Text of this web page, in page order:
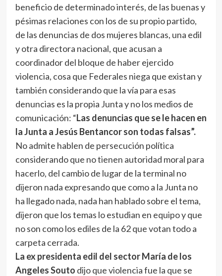
beneficio de determinado interés, de las buenas y
pésimas relaciones con los de su propio partido,
de las denuncias de dos mujeres blancas, una edil
y otra directora nacional, que acusan a
coordinador del bloque de haber ejercido
violencia, cosa que Federales niega que existan y
también considerando que la vía para esas
denuncias es la propia Junta y no los medios de
comunicación: “Las denuncias que se le hacen en
la Junta a Jesús Bentancor son todas falsas”.
No admite hablen de persecución política
considerando que no tienen autoridad moral para
hacerlo, del cambio de lugar de la terminal no
dijeron nada expresando que como a la Junta no
ha llegado nada, nada han hablado sobre el tema,
dijeron que los temas lo estudian en equipo y que
no son como los ediles de la 62 que votan todo a
carpeta cerrada.
La ex presidenta edil del sector María de los
Angeles Souto dijo que violencia fue la que se